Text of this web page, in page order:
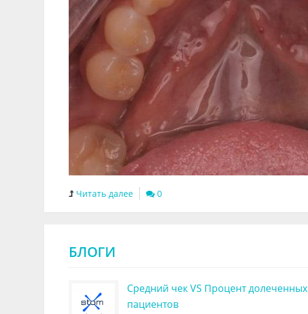
Читать далее 0
БЛОГИ
Средний чек VS Процент долеченных
пациентов